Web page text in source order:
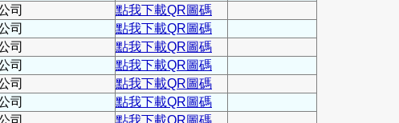
司
點我下載QR圖碼
司
點我下載QR圖碼
司
點我下載QR圖碼
司
點我下載QR圖碼
司
點我下載QR圖碼
司
點我下載QR圖碼